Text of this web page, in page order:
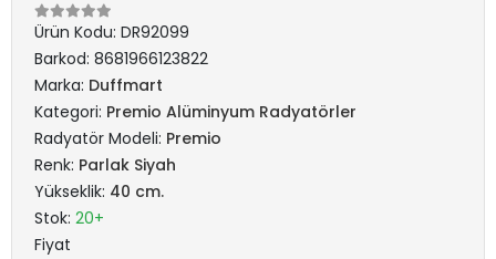
Ürün Kodu: DR92099
Barkod: 8681966123822
Marka: Duffmart
Kategori: Premio Alüminyum Radyatörler
Radyatör Modeli: Premio
Renk: Parlak Siyah
Yükseklik: 40 cm.
Stok: 20+
Fiyat